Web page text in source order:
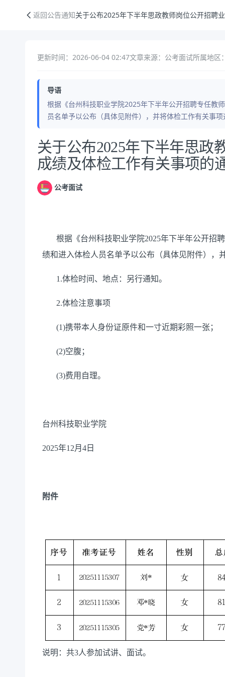
返回公告通知关于公布2025年下半年思政教师岗位公开招聘
更新时间：2026-06-04 02:47文章来源：公考面试所属地区
导语
根据《台州科技职业学院2025年下半年公开招聘专任教
员名单予以公布（具体见附件），并将体检工作有关事
公告正文
关于公布2025年下半年思政
成绩及体检工作有关事项的
公考面试
根据《台州科技职业学院2025年下半年公开招
绩和进入体检人员名单予以公布（具体见附件），
1.体检时间、地点：另行通知。
2.体检注意事项
(1)携带本人身份证原件和一寸近期彩照一张；
(2)空腹；
(3)费用自理。
台州科技职业学院
2025年12月4日
附件
说明：共3人参加试讲、面试。